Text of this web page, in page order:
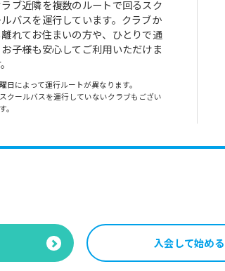
ブ近隣を複数のルートで回るスク
バスを運行しています。クラブか
離れてお住まいの方や、ひとりで通
お子様も安心してご利用いただけま
日によって運行ルートが異なります。
クールバスを運行していないクラブもござい
。
入会して始める